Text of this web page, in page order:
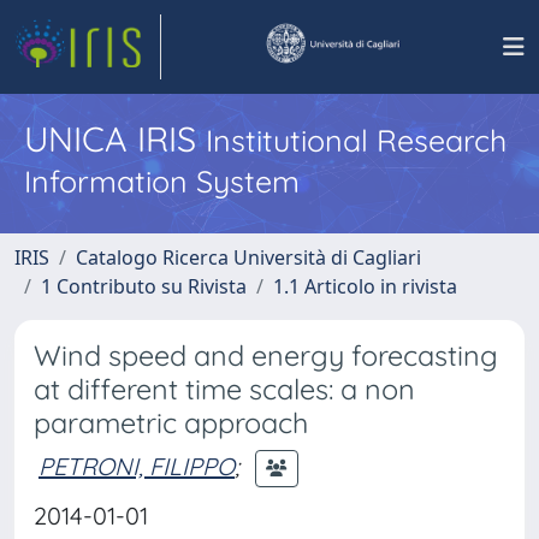
UNICA IRISInstitutional Research
Information System
IRIS
Catalogo Ricerca Università di Cagliari
1 Contributo su Rivista
1.1 Articolo in rivista
Wind speed and energy forecasting
at different time scales: a non
parametric approach
PETRONI, FILIPPO;
2014-01-01